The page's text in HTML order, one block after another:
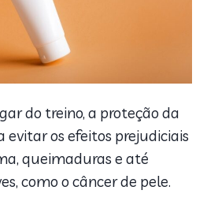
do treino, a proteção da
evitar os efeitos prejudiciais
queimaduras e até
como o câncer de pele.